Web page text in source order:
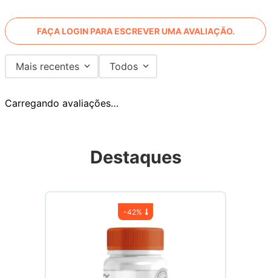
FAÇA LOGIN PARA ESCREVER UMA AVALIAÇÃO.
Mais recentes Todos
Carregando avaliações…
Destaques
-42%